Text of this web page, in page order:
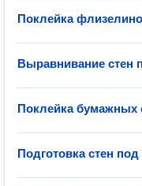
Поклейка
Выравнивание стен
Поклейка бумажных
Подготовка стен